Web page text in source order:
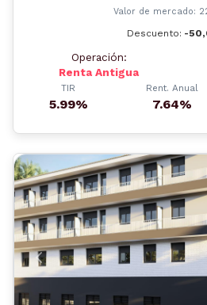
Valor de mercado:
Descuento: -
Operación:
Renta Antigua
TIR
5.99%
Rent. Anual
7.64%
Anterior